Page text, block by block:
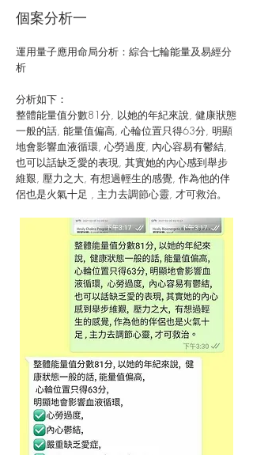
個案分析一
運用量子應用命局分析：綜合七輪能量及易經分
析
分析如下：
整體能量值分數81分, 以她的年紀來說, 健康狀態
一般的話, 能量值偏高, 心輪位置只得63分, 明顯
地會影響血液循環, 心勞過度, 內心容易有鬱結,
也可以話缺乏愛的表現, 其實她的內心感到舉步
維艱, 壓力之大, 有想過輕生的感覺, 作為他的伴
侶也是火氣十足 , 主力去調節心靈, 才可救治。